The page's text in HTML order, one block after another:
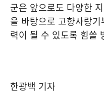
군은 앞으로도 다양한
을 바탕으로 고향사랑
력이 될 수 있도록 힘쓸
한광백 기자